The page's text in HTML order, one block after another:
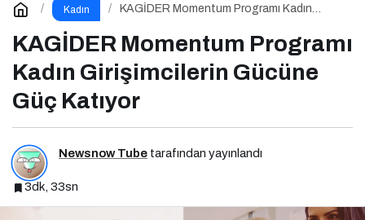
Kadın
KAGİDER Momentum Programı Kadın
KAGİDER Momentum Programı
Kadın Girişimcilerin Gücüne
Güç Katıyor
Newsnow Tube tarafından yayınlandı
3dk, 33sn